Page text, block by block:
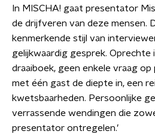
In MISCHA! gaat presentator
de drijfveren van deze mensen.
kenmerkende stijl van
gelijkwaardig gesprek. Oprechte
draaiboek, geen enkele vraag op
met één gast de diepte in, een
kwetsbaarheden. Persoonlijke
verrassende wendingen die
presentator ontregelen.’